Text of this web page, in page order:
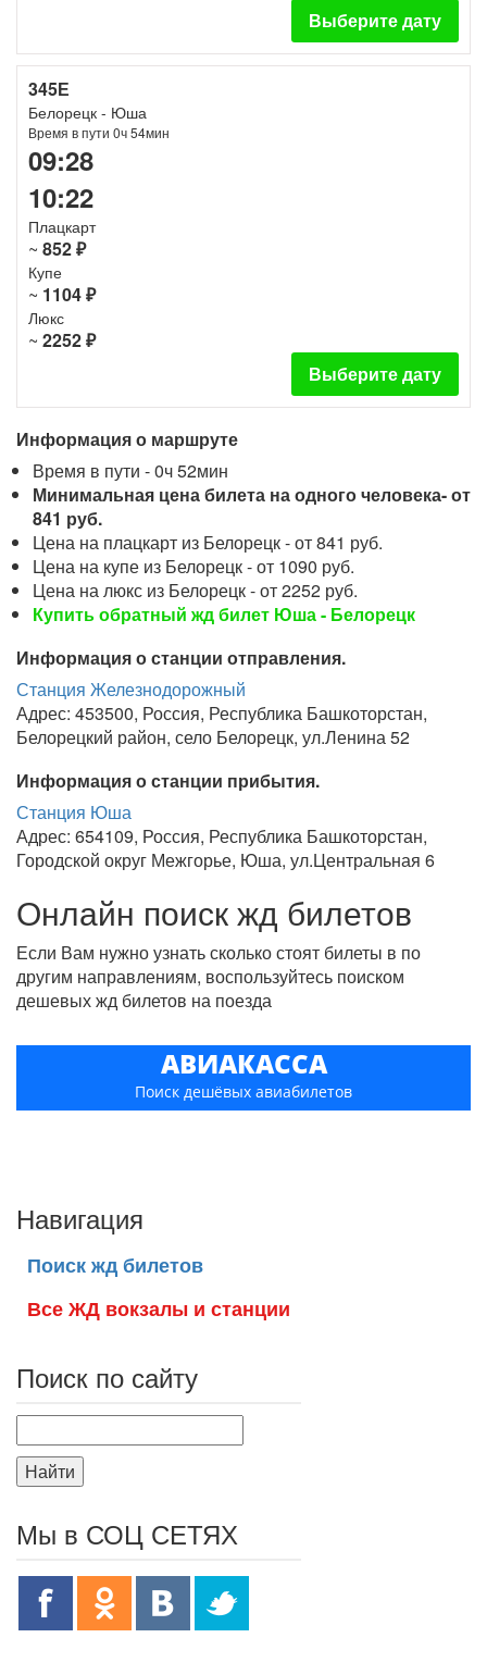
Выберите дату
345Е
Белорецк - Юша
Время в пути 0ч 54мин
09:28
10:22
Плацкарт
~ 852 ₽
Купе
~ 1104 ₽
Люкс
~ 2252 ₽
Выберите дату
Информация о маршруте
Время в пути - 0ч 52мин
Минимальная цена билета на одного человека- от
841 руб.
Цена на плацкарт из Белорецк - от 841 руб.
Цена на купе из Белорецк - от 1090 руб.
Цена на люкс из Белорецк - от 2252 руб.
Купить обратный жд билет Юша - Белорецк
Информация о станции отправления.
Станция Железнодорожный
Адрес: 453500, Россия, Республика Башкоторстан,
Белорецкий район, село Белорецк, ул.Ленина 52
Информация о станции прибытия.
Станция Юша
Адрес: 654109, Россия, Республика Башкоторстан,
Городской округ Межгорье, Юша, ул.Центральная 6
Онлайн поиск жд билетов
Если Вам нужно узнать сколько стоят билеты в по
другим направлениям, воспользуйтесь поиском
дешевых жд билетов на поезда
АВИАКАССА
Поиск дешёвых авиабилетов
Навигация
Поиск жд билетов
Все ЖД вокзалы и станции
Поиск по сайту
Найти
Мы в СОЦ СЕТЯХ